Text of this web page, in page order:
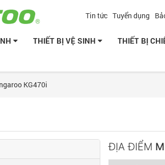
Tin tức Tuyển dụng
THIẾT BỊ VỆ SINH THIẾT BỊ
KG470i
ĐỊA ĐIỂM